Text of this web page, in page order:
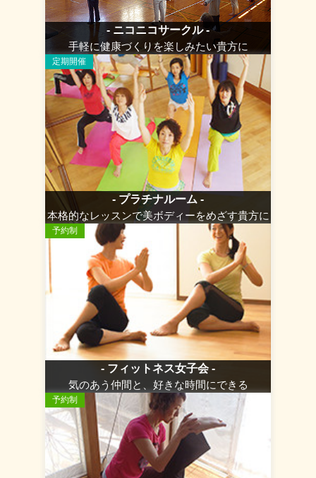
- ニコニコサークル -
手軽に健康づくりを楽しみたい貴方に
定期開催
- プラチナルーム -
本格的なレッスンで美ボディーをめざす貴方に
予約制
- フィットネス女子会 -
気のあう仲間と、好きな時間にできる
予約制